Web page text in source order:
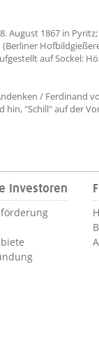
August 1867 in Pyritz;
auf Sockel:
/ Ferdinand
hin, "Schill" auf der
Investoren